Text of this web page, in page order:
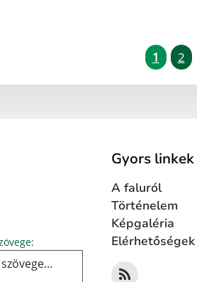
1 2
Üzenetének szövege...
Gyors linkek
A faluról
Történelem
Képgaléria
Elérhetőségek